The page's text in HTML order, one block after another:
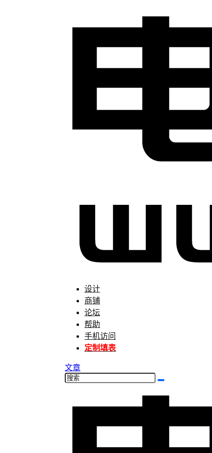
设计
商铺
论坛
帮助
手机访问
定制填表
文章